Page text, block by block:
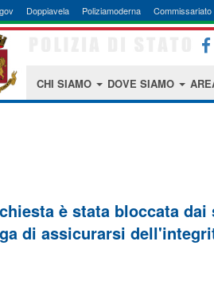
Doppiavela Poliziamoderna Commissariato
CHI SIAMO DOVE SIAMO
è stata bloccata
di assicurarsi